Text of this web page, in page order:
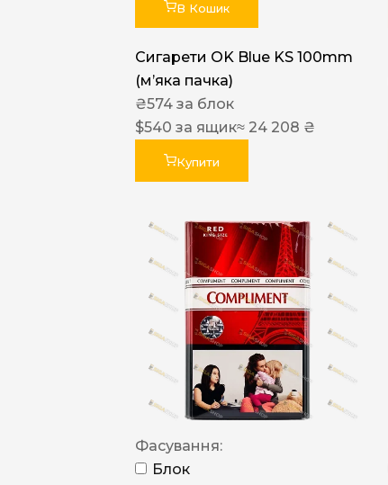
В Кошик
Сигарети OK Blue KS 100mm
(м’яка пачка)
₴574 за блок
$540 за ящик≈ 24 208 ₴
Купити
Фасування:
Блок